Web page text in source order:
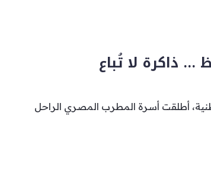
… ذاكرة لا تُباع
أطلقت أسرة المطرب المصري الراحل